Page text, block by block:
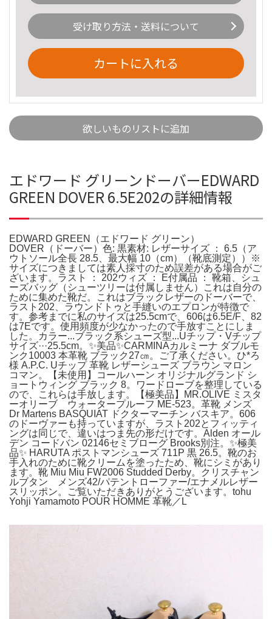
受け取り方法・送料について
カートに入れる
欲しいものリストに追加
エドワード グリーンドーバーEDWARD
GREEN DOVER 6.5E202の詳細情報
EDWARD GREEN（エドワード グリーン）
DOVER（ドーバー）色: 黒素材: レザーサイズ ： 6.5（ア
ウトソール全長 28.5、最大幅 10（cm）（靴底測定））※
サイズにつきましては素人採寸のため誤差がある場合がご
ざいます。ラスト ： 202ウィズ ： E付属品 ： 靴箱、シュ
ーズバッグ（シューツリーは付属しません）これは自分の
ために集めた靴だ。これはブラックレザーのドーバーで、
ラスト202、ラウンドトゥと手縫いのエプロンが特徴で
す。参考までに私のサイズは25.5cmで、606は6.5E/F、82
は7Eです。使用頻度が少なかったので手放すことにしま
した。カラー...ブラック系シューズ型...Uチップ・Vチップ
サイズ···25.5cm。✨美品✨CARMINAカルミーナ ダブルモ
ンク10003 本革靴 ブラック27㎝。ご了承ください。ひ*ろ
様 A.P.C. Uチップ 革靴 レザーシューズ ブラウン マロン
コマン。【未使用】コールハーン オリジナルグランド シ
ョートウィング ブラック 8。ワードローブを整理している
ので、これらは手放します。【極美品】MR.OLIVE ミスタ
ーオリーブ ウォータープルーフ ME-523。革靴 メンズ
Dr Martens BASQUIAT ドクターマーチン バスキア。606
のドーヴァーも持っていますが、ラスト202とフィッティ
ングは同じで、違いはつま先の形だけです。Alden オール
デン コードバン 02146セミブローグ Brooks別注。✨極美
品✨ HARUTA ポストマンシューズ 711P 黒 26.5。靴のお
手入れのために靴クリームを塗ったため、靴にシミがあり
ます。靴 Miu Miu FW2006 Studded Derby。クリスチャン
ルブタン メンズ42/パテントローファー/エナメルレザー
スリッポン。ご覧いただきありがとうございます。tohu
Yohji Yamamoto POUR HOMME 革靴／L